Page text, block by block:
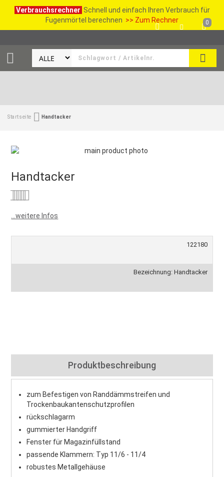
Verbrauchsrechner Schnell und einfach Ihren Verbrauch für
Fugenmörtel berechnen >> Zum Rechner
SUCHE
0
Startseite Handtacker
Handtacker
...weitere Infos
122180
Bezeichnung: Handtacker
Produktbeschreibung
zum Befestigen von Randdämmstreifen und
Trockenbaukantenschutzprofilen
rückschlagarm
gummierter Handgriff
Fenster für Magazinfüllstand
passende Klammern: Typ 11/6 - 11/4
robustes Metallgehäuse